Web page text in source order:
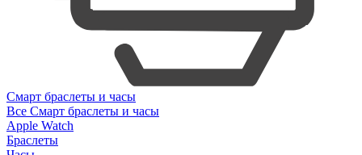
Смарт браслеты и часы
Все Смарт браслеты и часы
Apple Watch
Браслеты